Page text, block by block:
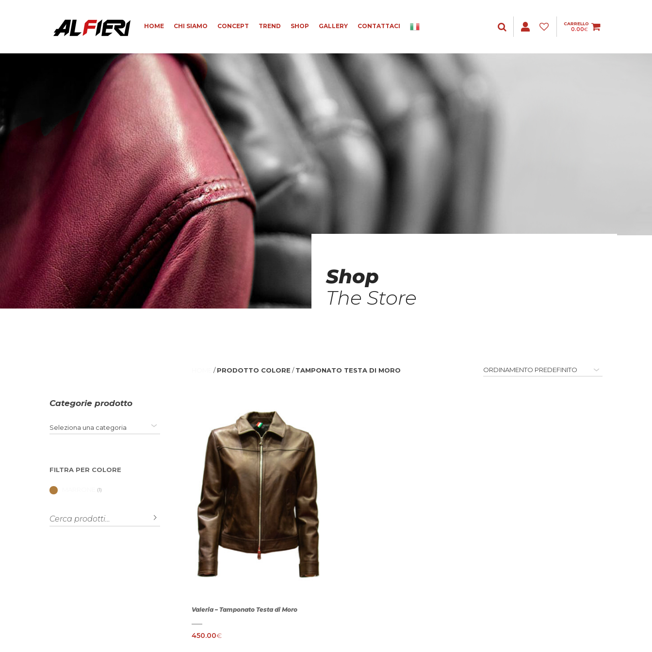
CARRELLO
0.00€
HOME CHI SIAMO CONCEPT TREND SHOP GALLERY CONTATTACI
Shop
The Store
Categorie prodotto
Seleziona una categoria
FILTRA PER COLORE
(1)
Cerca:
/PRODOTTO COLORE /TAMPONATO TESTA DI MORO
Valeria – Tamponato Testa di Moro
450.00€